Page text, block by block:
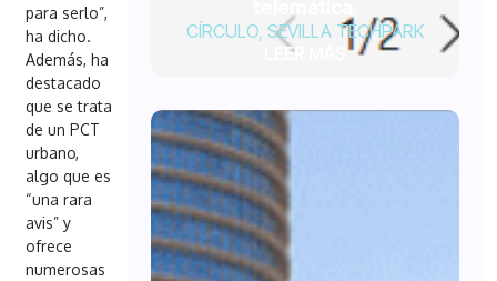
para serlo”,
ha dicho.
Además, ha
destacado
que se trata
de un PCT
urbano,
algo que es
“una rara
avis” y
ofrece
numerosas
CÍRCULO, SEVILLA TECHPARK
LEER MÁS